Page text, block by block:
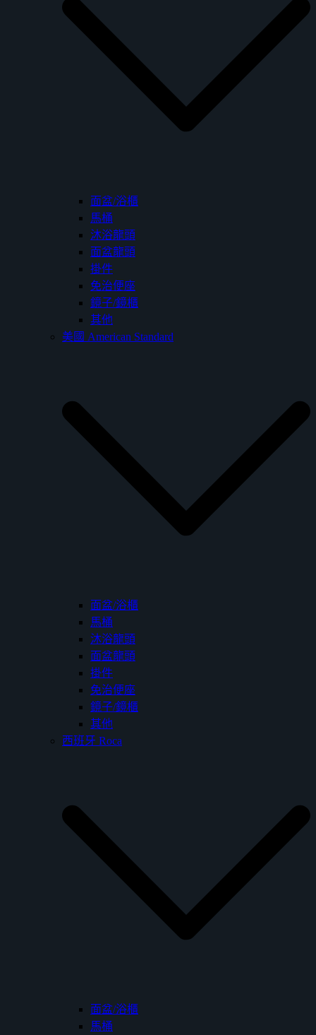
面盆/浴櫃
馬桶
沐浴龍頭
面盆龍頭
掛件
免治便座
鏡子/鏡櫃
其他
美國 American Standard
面盆/浴櫃
馬桶
沐浴龍頭
面盆龍頭
掛件
免治便座
鏡子/鏡櫃
其他
西班牙 Roca
面盆/浴櫃
馬桶